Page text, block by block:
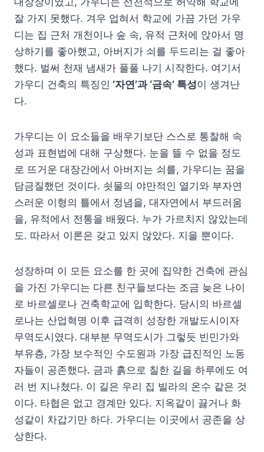
잘 가지 못했다. 겨우 업혀서 학교에 가끔 가던 가우
디는 집 근처 개천이나 숲 속, 유적 근처에 앉아서 명
상하기를 좋아했고, 아버지가 쇠를 두드리는 걸 좋아
했다. 벌써 천재 냄새가 풀풀 나기 시작한다. 여기서
가우디 건축의 특징인 ‘자연’과 ‘금속’ 특성이 생겨난
다.
가우디는 이 요소들을 배우기보단 스스로 통찰해 속
성과 표현법에 대해 구상했다. 눈을 뜰 수 없을 정도
로 뜨거운 대장간에서 아버지는 쇠를, 가우디는 꿈을
담금질했던 것이다. 쇳물의 야만적인 열기와 부자연
스러운 이형의 틀에서 정념을, 대자연에서 부드러움
을, 유적에서 전통을 배웠다. 누가 가르치지 않았는데
도. 따라서 이론은 갖고 있지 않았다. 지을 뿐이다.
성장하며 이 모든 요소를 한 곳에 집약한 건축에 관심
을 가진 가우디는 다른 친구들보다는 조금 늦은 나이
로 바르셀로나 건축학교에 입학한다. 당시의 바르셀
로나는 산업혁명 이후 급격히 성장한 개발도시이자
무역도시였다. 대부분 무역도시가 그렇듯 빈민가와
부유층, 가장 보수적인 수도원과 가장 급진적인 노동
자들이 공존했다. 금과 흙으로 칠한 길을 하루에도 여
러 번 지나쳤다. 이 길은 우리 집 빌라의 온수 같은 것
이다. 타협은 없고 경계만 있다. 지옥같이 끓거나 화
성같이 차갑기만 하다. 가우디는 이곳에서 공존을 상
상한다.